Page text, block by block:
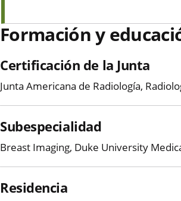
Formación y
Certificación de la Junta
Junta Americana de Radiología,
Subespecialidad
Breast Imaging, Duke University
Residencia